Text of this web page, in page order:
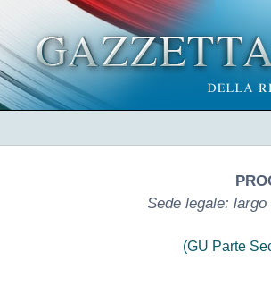
Sede legale:
(GU Parte